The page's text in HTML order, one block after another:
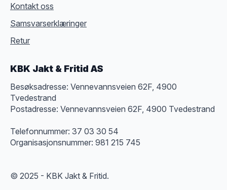
Kontakt oss
Samsvarserklæringer
Retur
KBK Jakt & Fritid AS
Besøksadresse: Vennevannsveien 62F, 4900
Tvedestrand
Postadresse: Vennevannsveien 62F, 4900 Tvedestrand
Telefonnummer: 37 03 30 54
Organisasjonsnummer: 981 215 745
© 2025 - KBK Jakt & Fritid.